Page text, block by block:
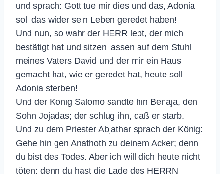
und sprach: Gott tue mir dies und das, Adonia
soll das wider sein Leben geredet haben!
Und nun, so wahr der HERR lebt, der mich
bestätigt hat und sitzen lassen auf dem Stuhl
meines Vaters David und der mir ein Haus
gemacht hat, wie er geredet hat, heute soll
Adonia sterben!
Und der König Salomo sandte hin Benaja, den
Sohn Jojadas; der schlug ihn, daß er starb.
Und zu dem Priester Abjathar sprach der König:
Gehe hin gen Anathoth zu deinem Acker; denn
du bist des Todes. Aber ich will dich heute nicht
töten; denn du hast die Lade des HERRN